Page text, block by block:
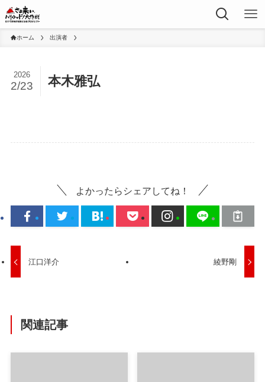
ホーム 出演者
本木雅弘
2026
2/23
よかったらシェアしてね！
江口洋介 綾野剛
関連記事